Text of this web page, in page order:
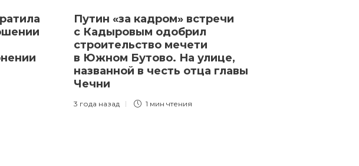
Путин «за кадром» встречи
с Кадыровым одобрил
строительство мечети
в Южном Бутово. На улице,
названной в честь отца главы
Чечни
3 года назад 1 мин чтения